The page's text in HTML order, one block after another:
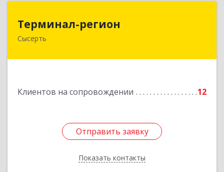
Терминал-регион
Сысерть
Клиентов на сопровождении 12
Отправить заявку
Показать контакты
624022, Свердловская обл, Сысертский р-н,
Отправить заявку
Назад